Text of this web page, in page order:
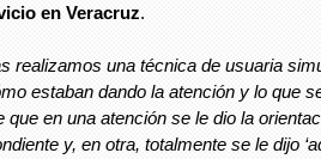
en Veracruz.
realizamos una técnica de usuaria
estaban dando la atención y lo que
que en una atención se le dio la
y, en otra, totalmente se le dijo